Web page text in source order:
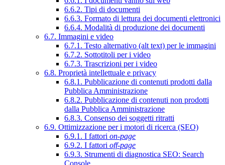
6.6.2. Tipi di documenti
6.6.3. Formato di lettura dei documenti elettronici
6.6.4. Modalità di produzione dei documenti
6.7. Immagini e video
6.7.1. Testo alternativo (alt text) per le immagini
6.7.2. Sottotitoli per i video
6.7.3. Trascrizioni per i video
6.8. Proprietà intellettuale e privacy
6.8.1. Pubblicazione di contenuti prodotti dalla
Pubblica Amministrazione
6.8.2. Pubblicazione di contenuti non prodotti
dalla Pubblica Amministrazione
6.8.3. Consenso dei soggetti ritratti
6.9. Ottimizzazione per i motori di ricerca (SEO)
6.9.1. I fattori on-page
6.9.2. I fattori off-page
6.9.3. Strumenti di diagnostica SEO: Search
Console